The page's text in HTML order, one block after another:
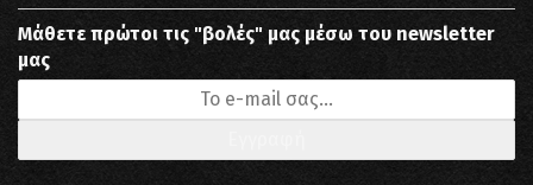
Μάθετε πρώτοι τις "βολές" μας μέσω του newsletter
μας